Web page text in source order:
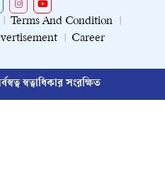
Terms And Condition
Career
স্বত্বাধিকার সংরক্ষিত